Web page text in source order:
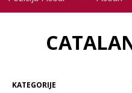
KATEGORIJE